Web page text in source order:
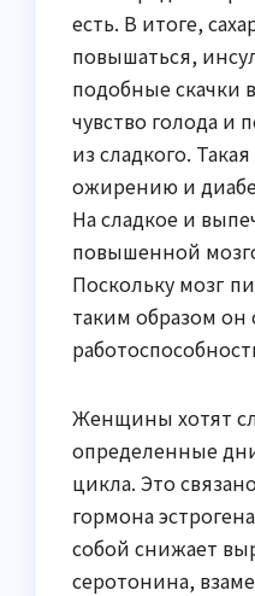
есть. В итоге,
повышаться,
подобные скачки
чувство голода и
из сладкого.
ожирению и
На сладкое и
повышенной
Поскольку мозг
таким образом он
Женщины хотят
определенные
цикла. Это
гормона
собой снижает
серотонина,